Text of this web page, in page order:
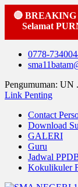
🔴 BREAKING
Selamat
Skip
0778-
Pengumuman: UN
Link Penting
Contact
Download
GALERI
Guru
Jadwal
Kokulikuler